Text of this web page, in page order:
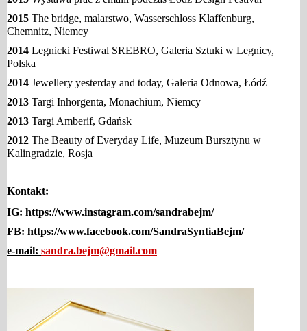
2015 The bridge, malarstwo, Wasserschloss Klaffenburg,
Chemnitz, Niemcy
2014 Legnicki Festiwal SREBRO, Galeria Sztuki w Legnicy,
Polska
2014 Jewellery yesterday and today, Galeria Odnowa, Łódź
2013 Targi Inhorgenta, Monachium, Niemcy
2013 Targi Amberif, Gdańsk
2012 The Beauty of Everyday Life, Muzeum Bursztynu w
Kalingradzie, Rosja
Kontakt:
IG: https://www.instagram.com/sandrabejm/
FB: https://www.facebook.com/SandraSyntiaBejm/
e-mail: sandra.bejm@gmail.com